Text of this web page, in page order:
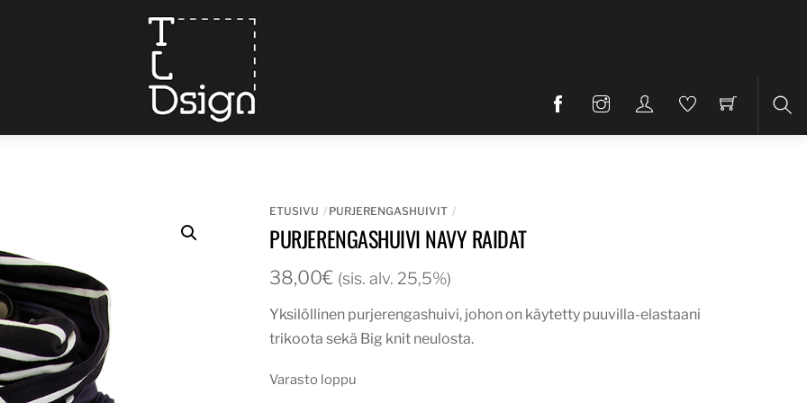
ETUSIVU PURJERENGASHUIVIT
PURJERENGASHUIVI NAVY RAIDAT
38,00€ (sis. alv. 25,5%)
Yksilöllinen purjerengashuivi, johon on käytetty puuvilla-elastaani
trikoota sekä Big knit neulosta.
Varasto loppu